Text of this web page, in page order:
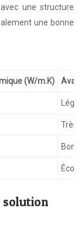
une structure
une bonne
(W/m.K)
Très
solution